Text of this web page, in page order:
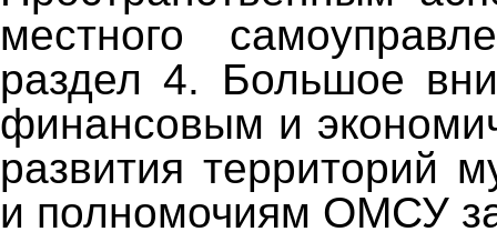
местного
раздел 4. Большое
финансовым и
развития территорий
и полномочиям ОМСУ